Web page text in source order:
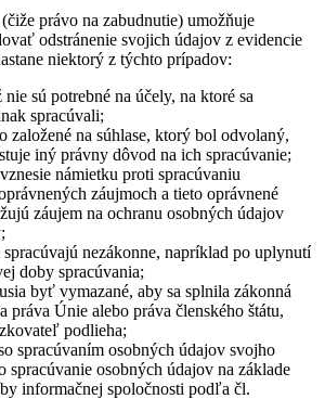
(čiže právo na zabudnutie) umožňuje
odstránenie svojich údajov z evidencie
niektorý z týchto prípadov:
nie sú potrebné na účely, na ktoré sa
spracúvali;
založené na súhlase, ktorý bol odvolaný,
iný právny dôvod na ich spracúvanie;
námietku proti spracúvaniu
záujmoch a tieto oprávnené
záujem na ochranu osobných údajov
spracúvajú nezákonne, napríklad po uplynutí
doby spracúvania;
byť vymazané, aby sa splnila zákonná
Únie alebo práva členského štátu,
podlieha;
spracúvaním osobných údajov svojho
spracúvanie osobných údajov na základe
informačnej spoločnosti podľa čl.